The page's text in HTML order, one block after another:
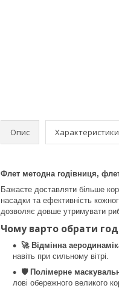
Опис Характеристики
Флет методна годівниця,
Бажаєте доставляти більше
насадки та ефективність
дозволяє довше утримувати
Чому варто обрати
🚀 Відмінна
навіть при сильному вітрі.
🛡️ Полімерне
лові обережного великого